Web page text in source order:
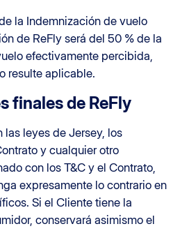
la Indemnización de vuelo
de ReFly será del 50 % de la
efectivamente percibida,
resulte aplicable.
finales de ReFly
las leyes de Jersey, los
y cualquier otro
con los T&C y el Contrato,
expresamente lo contrario en
Si el Cliente tiene la
conservará asimismo el